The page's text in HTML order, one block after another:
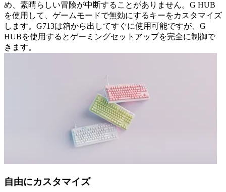
め、素晴らしい冒険が中断することがありません。G HUB
を使用して、ゲームモードで無効にするキーをカスタマイズ
します。G713は箱から出してすぐに使用可能ですが、G
HUBを使用するとゲーミングセットアップを完全に制御で
きます。
自由にカスタマイズ